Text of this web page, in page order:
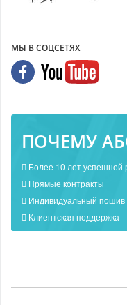
МЫ В СОЦСЕТЯХ
ПОЧЕМУ
Более 10 лет успешной
Прямые контракты
Индивидуальный пошив
Клиентская поддержка